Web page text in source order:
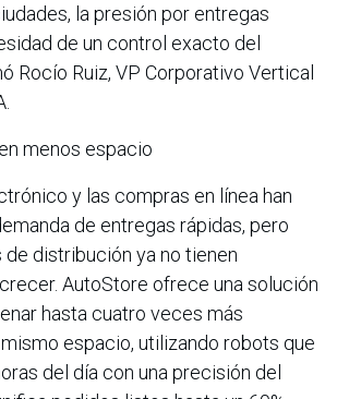
la presión por entregas
de un control exacto del
Rocío Ruiz, VP Corporativo Vertical
menos espacio
y las compras en línea han
de entregas rápidas, pero
distribución ya no tienen
AutoStore ofrece una solución
hasta cuatro veces más
espacio, utilizando robots que
del día con una precisión del